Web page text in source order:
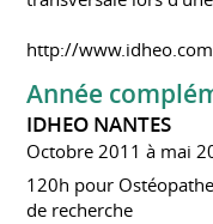
http://
Année
IDHEO NANTES
Octobre 2011 à mai
120h pour
de recherche